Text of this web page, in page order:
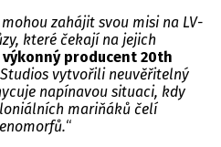
zahájit svou misi na LV-
které čekají na jejich
výkonný producent 20th
vytvořili neuvěřitelný
napínavou situaci, kdy
mariňáků čelí
“